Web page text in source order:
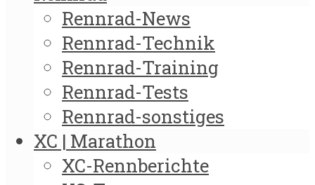
Rennrad-News
Rennrad-Technik
Rennrad-Training
Rennrad-Tests
Rennrad-sonstiges
XC | Marathon
XC-Rennberichte